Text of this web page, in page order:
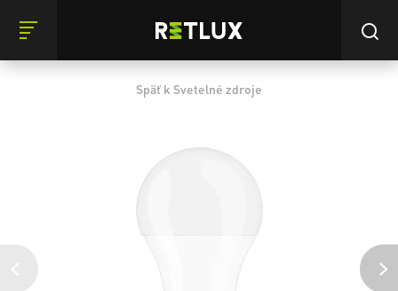
Späť k Svetelné zdroje